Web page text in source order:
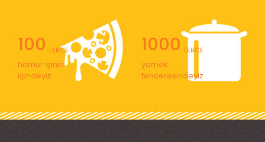
100' LERCE
hamur işinin
içindeyiz
1000' LERCE
yemek
tenceresindeyiz